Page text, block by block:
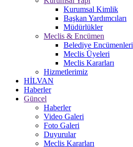
Kurumsal Kimlik
Başkan Yardımcıları
Müdürlükler
Meclis & Encümen
Belediye Encümenleri
Meclis Üyeleri
Meclis Kararları
Hizmetlerimiz
HİLVAN
Haberler
Güncel
Haberler
Video Galeri
Foto Galeri
Duyurular
Meclis Kararları